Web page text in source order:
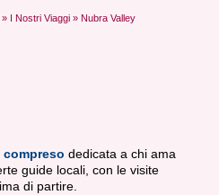
» I Nostri Viaggi » Nubra Valley
dedicata a chi ama
guide locali, con le visite
di partire.